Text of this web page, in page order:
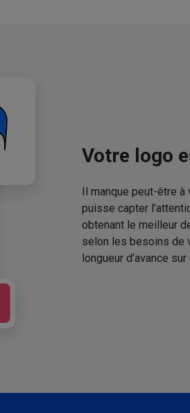
Votre logo
Il manque peut-être
puisse capter
obtenant le meilleur
selon les besoins de
longueur d’avance